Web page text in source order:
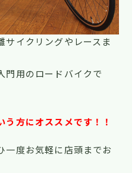
サイクリングやレースま
門用のロードバイクで
う方にオススメです！！
一度お気軽に店頭までお